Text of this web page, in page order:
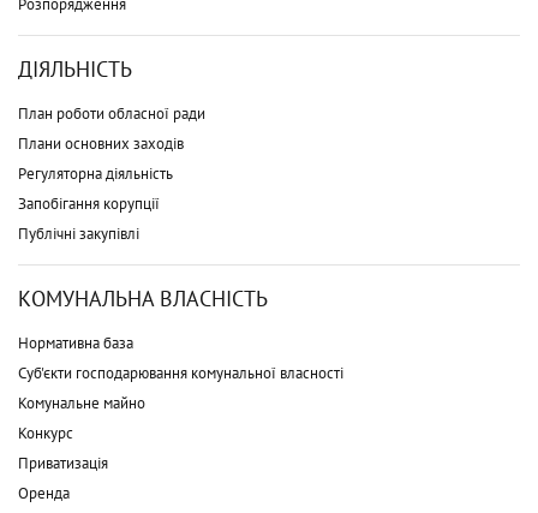
ДІЯЛЬНІСТЬ
План роботи обласної ради
Плани основних заходів
Регуляторна діяльність
Запобігання корупції
Публічні закупівлі
КОМУНАЛЬНА ВЛАСНІСТЬ
Нормативна база
Суб'єкти господарювання комунальної власності
Комунальне майно
Конкурс
Приватизація
Оренда